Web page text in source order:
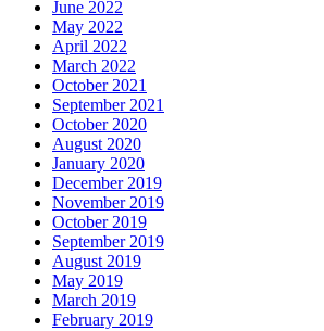
June 2022
May 2022
April 2022
March 2022
October 2021
September 2021
October 2020
August 2020
January 2020
December 2019
November 2019
October 2019
September 2019
August 2019
May 2019
March 2019
February 2019